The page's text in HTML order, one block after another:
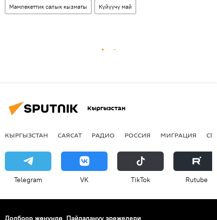
Мамлекеттик салык кызматы Күйүүчү май
Кыргызстан
КЫРГЫЗСТАН САЯСАТ РАДИО РОССИЯ МИГРАЦИЯ
Telegram VK ТikТоk Rutube
Долбоор жөнүндө Пайдалануу эрежелери